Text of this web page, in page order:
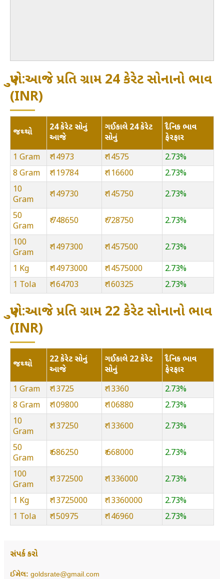
પુણે:આજે પ્રતિ ગ્રામ 24 કેરેટ સોનાનો ભાવ
(INR)
જથ્થો
24 કેરેટ સોનું
આજે
ગઈકાલે 24 કેરેટ
સોનું
દૈનિક ભાવ
ફેરફાર
1 Gram
₹ 14973 ₹ 14575
2.73%
8 Gram
₹ 119784 ₹ 116600
2.73%
10
Gram
₹ 149730 ₹ 145750 2.73%
50
Gram
₹ 748650 ₹ 728750 2.73%
100
Gram
₹ 1497300 ₹ 1457500 2.73%
1 Kg ₹ 14973000 ₹ 14575000
2.73%
1 Tola
₹ 164703 ₹ 160325 2.73%
પુણે:આજે પ્રતિ ગ્રામ 22 કેરેટ સોનાનો ભાવ
(INR)
જથ્થો
22 કેરેટ સોનું
આજે
ગઈકાલે 22 કેરેટ
સોનું
દૈનિક ભાવ
ફેરફાર
1 Gram
₹ 13725 ₹ 13360
2.73%
8 Gram
₹ 109800 ₹ 106880
2.73%
10
Gram
₹ 137250 ₹ 133600 2.73%
50
Gram
₹ 686250 ₹ 668000 2.73%
100
Gram
₹ 1372500 ₹ 1336000 2.73%
1 Kg ₹ 13725000 ₹ 13360000
2.73%
1 Tola
₹ 150975 ₹ 146960 2.73%
સંપર્ક કરો
ઈમેલ: goldsrate@gmail.com